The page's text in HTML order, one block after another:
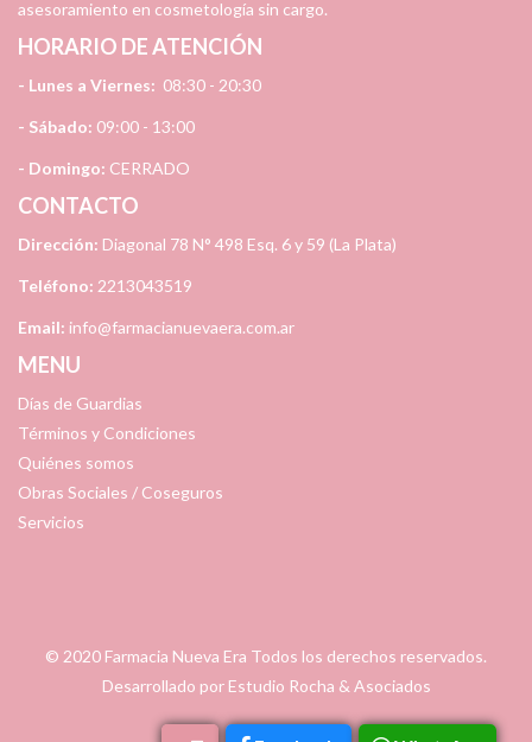
asesoramiento en cosmetología sin cargo.
HORARIO DE ATENCIÓN
- Lunes a Viernes: 08:30 - 20:30
- Sábado: 09:00 - 13:00
- Domingo: CERRADO
CONTACTO
Dirección: Diagonal 78 N° 498 Esq. 6 y 59 (La Plata)
Teléfono: 2213043519
Email: info@farmacianuevaera.com.ar
MENU
Días de Guardias
Términos y Condiciones
Quiénes somos
Obras Sociales / Coseguros
Servicios
© 2020 Farmacia Nueva Era Todos los derechos reservados.
Desarrollado por Estudio Rocha & Asociados